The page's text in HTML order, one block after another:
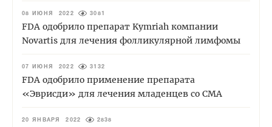
08 ИЮНЯ 2022 3081
FDA одобрило препарат Kymriah компании
Novartis для лечения фолликулярной лимфомы
07 ИЮНЯ 2022 3132
FDA одобрило применение препарата
«Эврисди» для лечения младенцев со СМА
20 ЯНВАРЯ 2022 2838